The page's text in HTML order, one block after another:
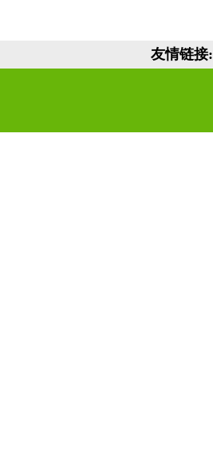
友情链接: